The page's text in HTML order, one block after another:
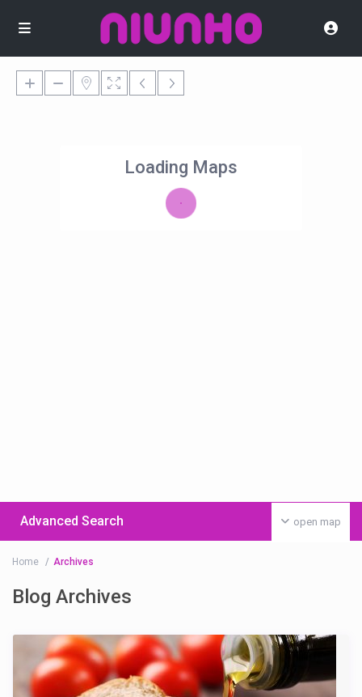
Loading Maps
open map
Advanced Search
Home Archives
Blog Archives